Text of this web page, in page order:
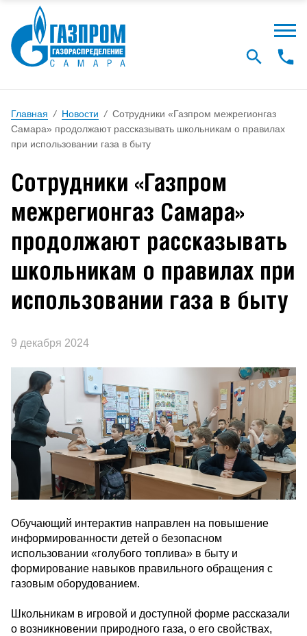
Главная / Новости / Сотрудники «Газпром межрегионгаз
Самара» продолжают рассказывать школьникам о правилах
при использовании газа в быту
Сотрудники «Газпром
межрегионгаз Самара»
продолжают рассказывать
школьникам о правилах при
использовании газа в быту
9 декабря 2024
Обучающий интерактив направлен на повышение
информированности детей о безопасном
использовании «голубого топлива» в быту и
формирование навыков правильного обращения с
газовым оборудованием.
Школьникам в игровой и доступной форме рассказали
о возникновении природного газа, о его свойствах,